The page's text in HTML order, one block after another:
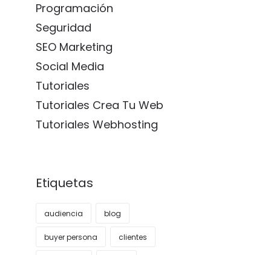
Programación
Seguridad
SEO Marketing
Social Media
Tutoriales
Tutoriales Crea Tu Web
Tutoriales Webhosting
Etiquetas
audiencia blog
buyer persona clientes